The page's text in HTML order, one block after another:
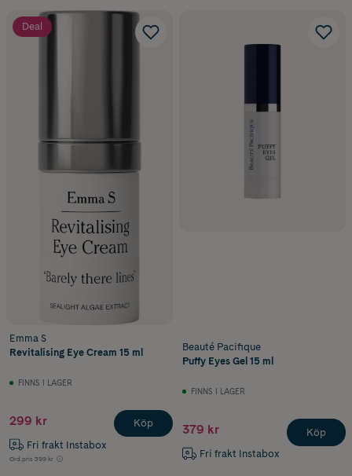
Deal
Emma S
Revitalising Eye Cream 15 ml
FINNS I LAGER
299 kr
Fri frakt Instabox
Ord.pris 399 kr
Köp
Beauté Pacifique
Puffy Eyes Gel 15 ml
FINNS I LAGER
379 kr
Fri frakt Instabox
Köp